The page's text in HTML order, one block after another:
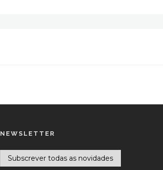
NEWSLETTER
Subscrever todas as novidades